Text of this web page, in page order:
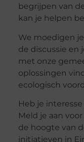
begrijpen van
kan je helpen
We moedigen
de discussie en
met onze
oplossingen
ecologisch
Heb je
Meld je aan
de hoogte van
initiatieven in